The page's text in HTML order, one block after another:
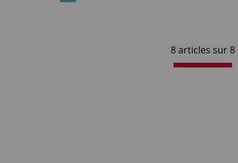
8 articles sur 8